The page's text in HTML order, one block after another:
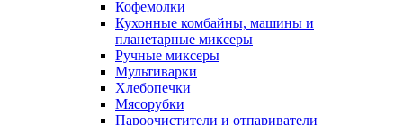
Кофемолки
Кухонные комбайны, машины и
планетарные миксеры
Ручные миксеры
Мультиварки
Хлебопечки
Мясорубки
Пароочистители и отпариватели